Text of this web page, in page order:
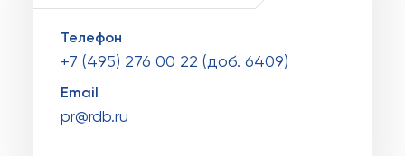
Телефон
+7 (495) 276 00 22 (доб. 6409)
Email
pr@rdb.ru